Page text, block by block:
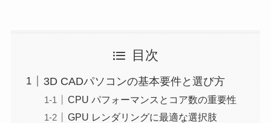
目次
3D CADパソコンの基本要件と選び方
CPU パフォーマンスとコア数の重要性
GPU レンダリングに最適な選択肢